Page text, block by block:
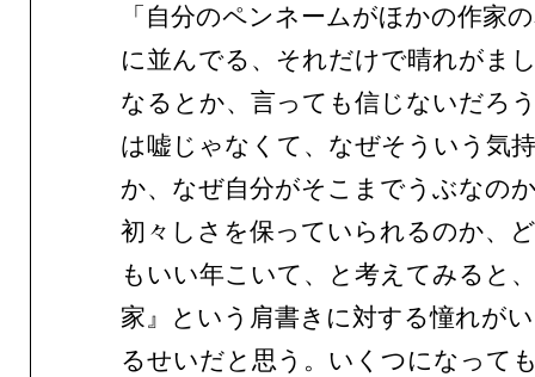
「自分のペンネームがほかの作家
に並んでる、それだけで晴れがま
なるとか、言っても信じないだろ
は嘘じゃなくて、なぜそういう気
か、なぜ自分がそこまでうぶなの
初々しさを保っていられるのか、
もいい年こいて、と考えてみると
家』という肩書きに対する憧れが
るせいだと思う。いくつになって